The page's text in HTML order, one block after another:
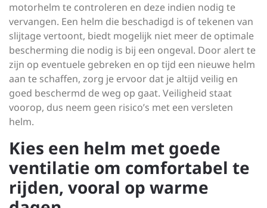
motorhelm te controleren en deze indien nodig te
vervangen. Een helm die beschadigd is of tekenen van
slijtage vertoont, biedt mogelijk niet meer de optimale
bescherming die nodig is bij een ongeval. Door alert te
zijn op eventuele gebreken en op tijd een nieuwe helm
aan te schaffen, zorg je ervoor dat je altijd veilig en
goed beschermd de weg op gaat. Veiligheid staat
voorop, dus neem geen risico’s met een versleten
helm.
Kies een helm met goede
ventilatie om comfortabel te
rijden, vooral op warme